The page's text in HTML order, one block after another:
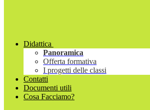
Didattica
Panoramica
Offerta formativa
I progetti delle classi
Contatti
Documenti utili
Cosa Facciamo?